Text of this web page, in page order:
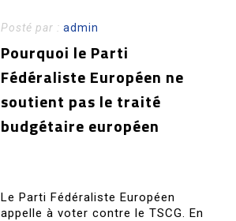
Posté par :admin
Pourquoi le Parti
Fédéraliste Européen ne
soutient pas le traité
budgétaire européen
Le Parti Fédéraliste Européen
appelle à voter contre le TSCG. En